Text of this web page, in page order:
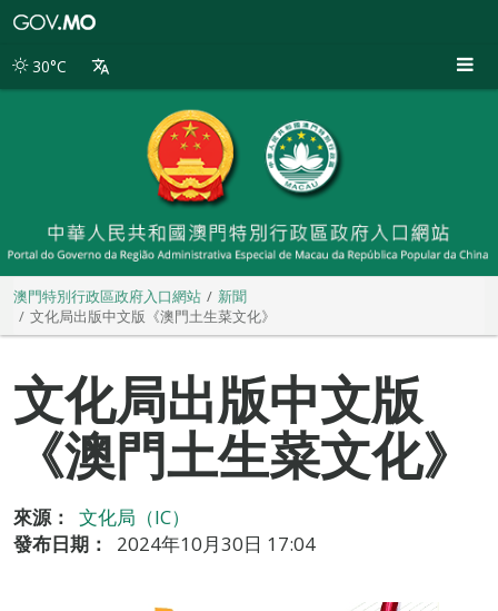
別
30°C
澳門特別行政區政府入口網站
新聞
文化局出版中文版《澳門土生菜文化》
文化局出版中文版
《澳門土生菜文化》
來源：
文化局（IC）
發布日期：
2024年10月30日 17:04